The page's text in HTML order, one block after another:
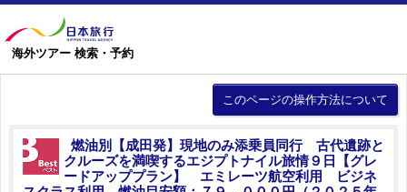
海外ツアー 検索・予約
このページの操作方法について
燃油別【成田発】現地のみ添乗員同行 古代遺跡と
クルーズを満喫するエジプトナイル旅情９日【グレ
ードアッププラン】 エミレーツ航空利用 ビジネ